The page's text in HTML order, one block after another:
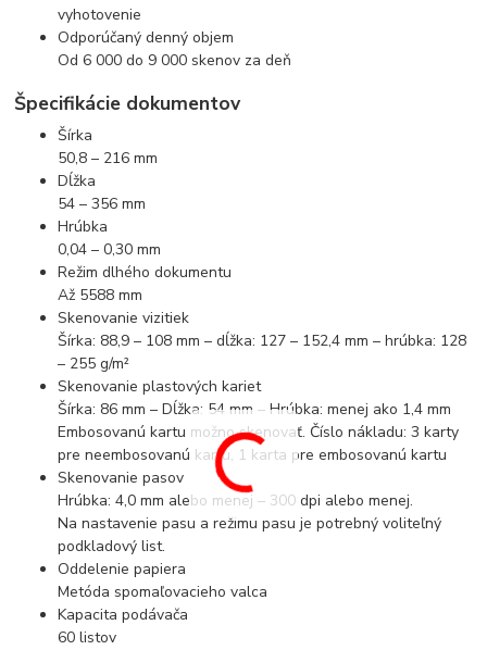
vyhotovenie
Odporúčaný denný objem
Od 6 000 do 9 000 skenov za deň
Špecifikácie dokumentov
Šírka
50,8 – 216 mm
Dĺžka
54 – 356 mm
Hrúbka
0,04 – 0,30 mm
Režim dlhého dokumentu
Až 5588 mm
Skenovanie vizitiek
Šírka: 88,9 – 108 mm – dĺžka: 127 – 152,4 mm – hrúbka: 128
– 255 g/m²
Skenovanie plastových kariet
Šírka: 86 mm – Dĺžka: 54 mm – Hrúbka: menej ako 1,4 mm
Embosovanú kartu možno skenovať. Číslo nákladu: 3 karty
pre neembosovanú kartu, 1 karta pre embosovanú kartu
Skenovanie pasov
Hrúbka: 4,0 mm alebo menej – 300 dpi alebo menej.
Na nastavenie pasu a režimu pasu je potrebný voliteľný
podkladový list.
Oddelenie papiera
Metóda spomaľovacieho valca
Kapacita podávača
60 listov